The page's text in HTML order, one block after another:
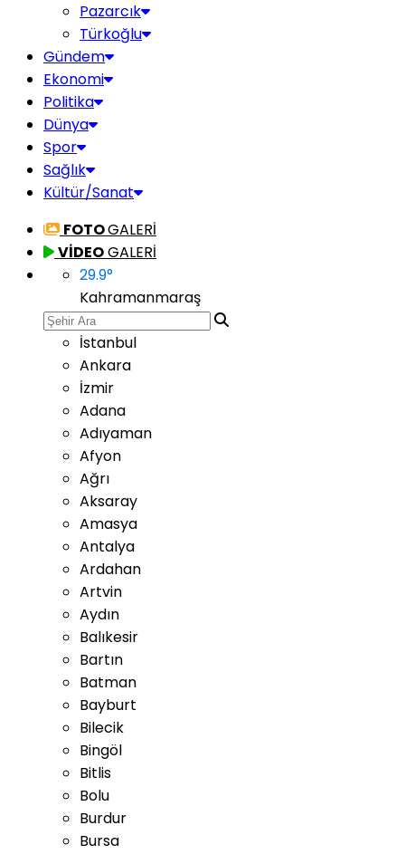
Pazarcık
Türkoğlu
Gündem
Ekonomi
Politika
Dünya
Spor
Sağlık
Kültür/Sanat
FOTOGALERİ
VİDEOGALERİ
29.9°
Kahramanmaraş
İstanbul
Ankara
İzmir
Adana
Adıyaman
Afyon
Ağrı
Aksaray
Amasya
Antalya
Ardahan
Artvin
Aydın
Balıkesir
Bartın
Batman
Bayburt
Bilecik
Bingöl
Bitlis
Bolu
Burdur
Bursa